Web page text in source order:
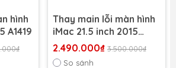
hình
A1419
Thay main lỗi màn hình
iMac 21.5 inch 2015
A1418
2.490.000₫ 3.500.000₫
So sánh